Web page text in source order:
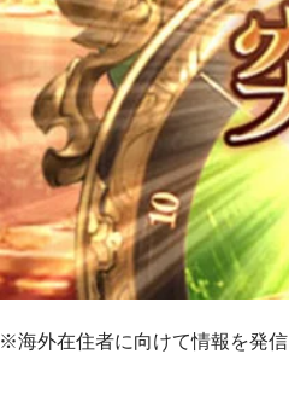
※海外在住者に向けて情報を発信